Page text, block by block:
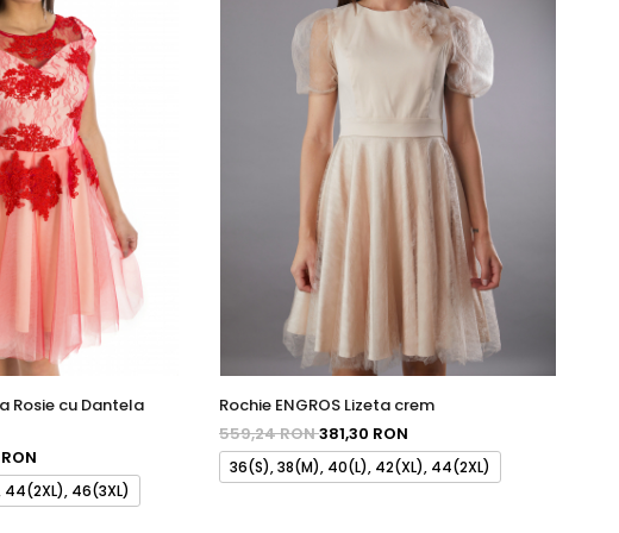
Rosie cu Dantela
46(3XL)
Rochie ENGROS Lizeta crem
559,24 RON381,30 RON
36(S), 38(M), 40(L), 42(XL), 44(2XL)